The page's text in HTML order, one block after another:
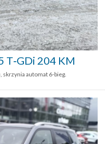
T‑GDi 204 KM
skrzynia automat 6-bieg.